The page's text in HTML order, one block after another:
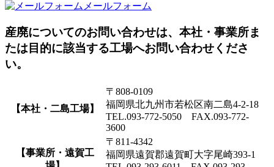
メールフォーム
産廃についてのお問い合わせは、本社・事業所ま
たは目的に該当する工場へお問い合わせくださ
い。
【本社・二島工場】
〒808-0109
福岡県北九州市若松区南二島4-2-18
TEL.093-772-5050 FAX.093-772-
3600
【事業所・遠賀工
〒811-4342
福岡県遠賀郡遠賀町大字尾崎393-1